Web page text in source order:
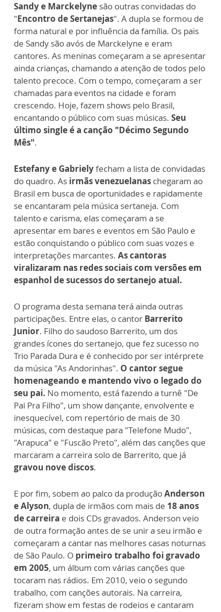
Sandy e Marckelyne são outras convidadas do
"Encontro de Sertanejas". A dupla se formou de
forma natural e por influência da família. Os pais
de Sandy são avós de Marckelyne e eram
cantores. As meninas começaram a se apresentar
ainda crianças, chamando a atenção de todos pelo
talento precoce. Com o tempo, começaram a ser
chamadas para eventos na cidade e foram
crescendo. Hoje, fazem shows pelo Brasil,
encantando o público com suas músicas. Seu
último single é a canção "Décimo Segundo
Mês".
Estefany e Gabrielyfecham a lista de convidadas
do quadro. As irmãs venezuelanas chegaram ao
Brasil em busca de oportunidades e rapidamente
se encantaram pela música sertaneja. Com
talento e carisma, elas começaram a se
apresentar em bares e eventos em São Paulo e
estão conquistando o público com suas vozes e
interpretações marcantes. As cantoras
viralizaram nas redes sociais com versões em
espanhol de sucessos do sertanejo atual.
O programa desta semana terá ainda outras
participações. Entre elas, o cantor Barrerito
Junior. Filho do saudoso Barrerito, um dos
grandes ícones do sertanejo, que fez sucesso no
Trio Parada Dura e é conhecido por ser intérprete
da música "As Andorinhas". O cantor segue
homenageando e mantendo vivo o legado do
seu pai. No momento, está fazendo a turnê "De
Pai Pra Filho", um show dançante, envolvente e
inesquecível, com repertório de mais de 30
músicas, com destaque para "Telefone Mudo",
"Arapuca" e "Fuscão Preto", além das canções que
marcaram a carreira solo de Barrerito, que já
gravou nove discos.
E por fim, sobem ao palco da produçãoAnderson
e Alyson, dupla de irmãos com mais de 18 anos
de carreira e dois CDs gravados. Anderson veio
de outra formação antes de se unir a seu irmão e
começaram a cantar nas melhores casas noturnas
de São Paulo. O primeiro trabalho foi gravado
em 2005, um álbum com várias canções que
tocaram nas rádios. Em 2010, veio o segundo
trabalho, com canções autorais. Na carreira,
fizeram show em festas de rodeios e cantaram